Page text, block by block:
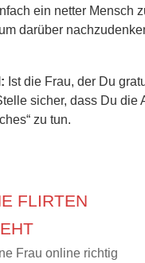
ein netter Mensch
darüber
Ist die Frau, der Du
sicher, dass Du die
zu tun.
FLIRTEN
Frau online richtig